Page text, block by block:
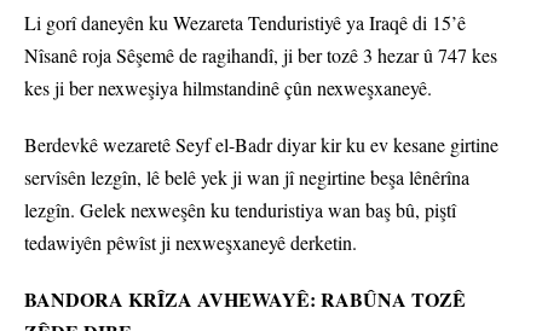
Li gorî daneyên ku Wezareta Tenduristiyê ya Iraqê di 15’ê
Nîsanê roja Sêşemê de ragihandî, ji ber tozê 3 hezar û 747 kes
kes ji ber nexweşiya hilmstandinê çûn nexweşxaneyê.
Berdevkê wezaretê Seyf el-Badr diyar kir ku ev kesane girtine
servîsên lezgîn, lê belê yek ji wan jî negirtine beşa lênêrîna
lezgîn. Gelek nexweşên ku tenduristiya wan baş bû, piştî
tedawiyên pêwîst ji nexweşxaneyê derketin.
BANDORA KRÎZA AVHEWAYÊ: RABÛNA TOZÊ